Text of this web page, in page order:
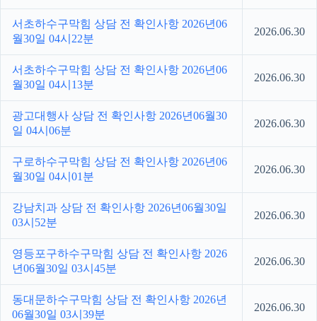
서초하수구막힘 상담 전 확인사항 2026년06
월30일 04시22분
2026.06.30
서초하수구막힘 상담 전 확인사항 2026년06
월30일 04시13분
2026.06.30
광고대행사 상담 전 확인사항 2026년06월30
일 04시06분
2026.06.30
구로하수구막힘 상담 전 확인사항 2026년06
월30일 04시01분
2026.06.30
강남치과 상담 전 확인사항 2026년06월30일
03시52분
2026.06.30
영등포구하수구막힘 상담 전 확인사항 2026
년06월30일 03시45분
2026.06.30
동대문하수구막힘 상담 전 확인사항 2026년
06월30일 03시39분
2026.06.30